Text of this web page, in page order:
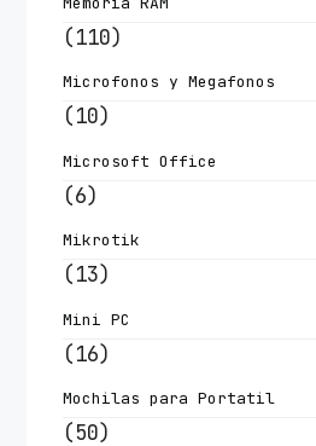
(110)
Microfonos y Megafonos
(10)
Microsoft Office
(6)
Mikrotik
(13)
Mini PC
(16)
Mochilas para Portatil
(50)